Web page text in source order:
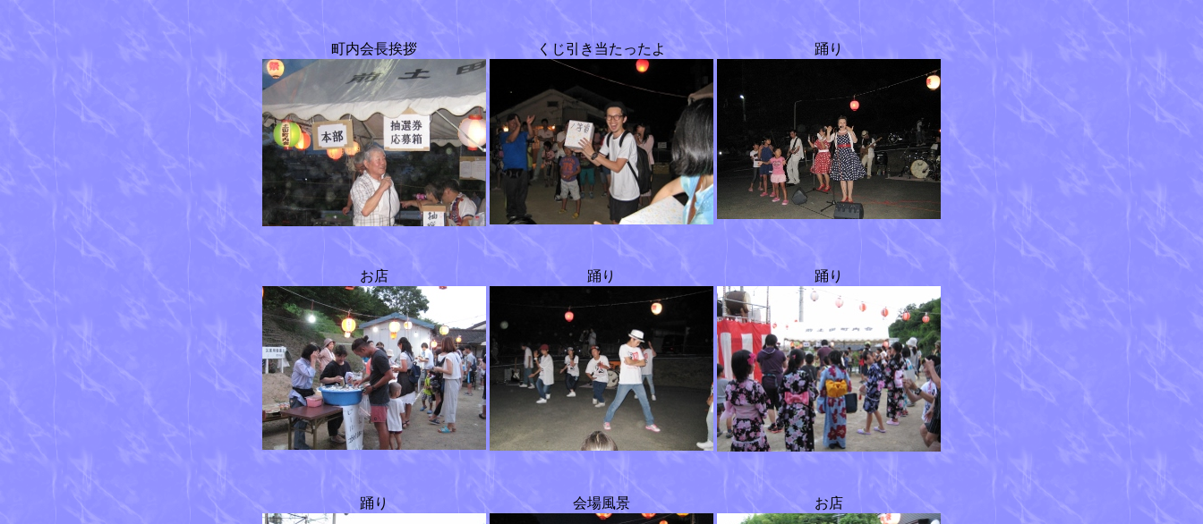
町内会長挨拶 くじ引き当たったよ 踊り
お店 踊り 踊り
踊り 会場風景 お店